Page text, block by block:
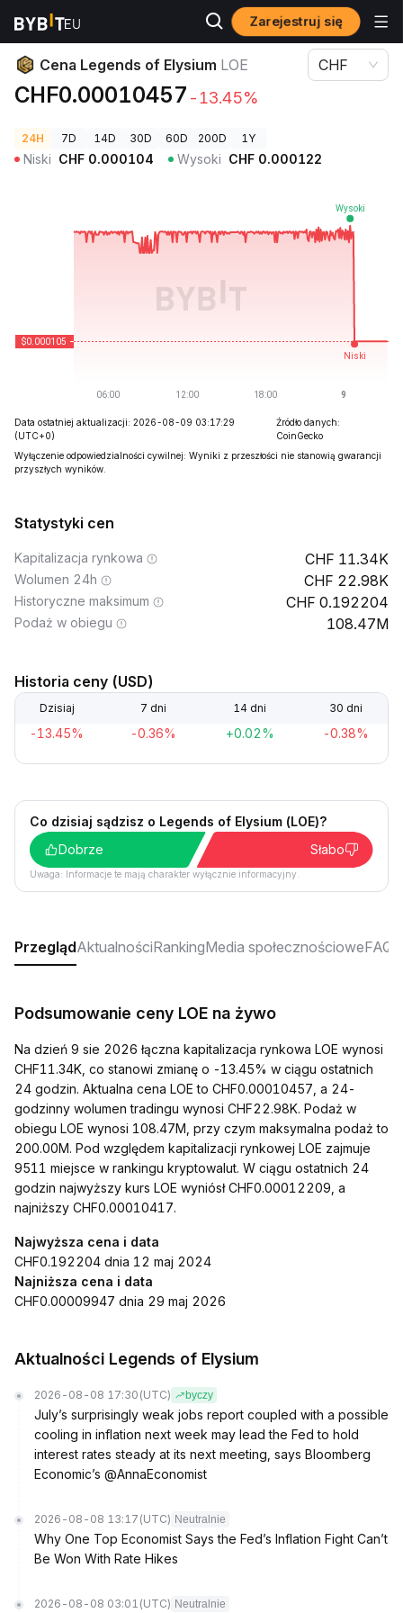
Zarejestruj się
Ceny kryptowalut Cena Legends of Elysium LOE
Cena Legends of Elysium LOE
CHF0.00010457 -13.45%
CHF
24H 7D 14D 30D 60D 200D 1Y
Niski CHF 0.000104 Wysoki CHF 0.000122
Data ostatniej aktualizacji: 2026-08-09 03:17:29
(UTC+0)
Źródło danych:
CoinGecko
Wyłączenie odpowiedzialności cywilnej: Wyniki z przeszłości nie stanowią gwarancji
przyszłych wyników.
Statystyki cen
Kapitalizacja rynkowa 11.34K
Wolumen 24h 22.98K
Historyczne maksimum 0.192204
Podaż w obiegu 108.47M
Historia ceny (USD)
Dzisiaj 7 dni 14 dni 30 dni
-13.45% -0.36% +0.02% -0.38%
Co dzisiaj sądzisz o Legends of Elysium (LOE)?
Dobrze
Słabo
Uwaga: Informacje te mają charakter wyłącznie informacyjny.
PrzeglądAktualnościRankingMedia społecznościoweFAQ
Podsumowanie ceny LOE na żywo
Na dzień 9 sie 2026 łączna kapitalizacja rynkowa LOE wynosi
CHF11.34K, co stanowi zmianę o -13.45% w ciągu ostatnich
24 godzin. Aktualna cena LOE to CHF0.00010457, a 24-
godzinny wolumen tradingu wynosi CHF22.98K. Podaż w
obiegu LOE wynosi 108.47M, przy czym maksymalna podaż to
200.00M. Pod względem kapitalizacji rynkowej LOE zajmuje
9511 miejsce w rankingu kryptowalut. W ciągu ostatnich 24
godzin najwyższy kurs LOE wyniósł CHF0.00012209, a
najniższy CHF0.00010417.
Najwyższa cena i data
CHF0.192204 dnia 12 maj 2024
Najniższa cena i data
CHF0.00009947 dnia 29 maj 2026
Aktualności Legends of Elysium
2026-08-08 17:30 (UTC) byczy
July’s surprisingly weak jobs report coupled with a possible
cooling in inflation next week may lead the Fed to hold
interest rates steady at its next meeting, says Bloomberg
Economic’s @AnnaEconomist
2026-08-08 13:17 (UTC) Neutralnie
Why One Top Economist Says the Fed’s Inflation Fight Can’t
Be Won With Rate Hikes
2026-08-08 03:01 (UTC) Neutralnie